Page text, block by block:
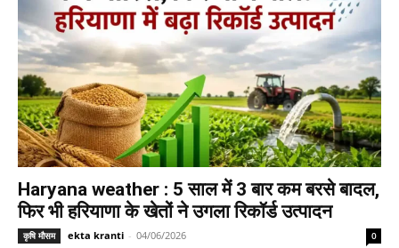
Haryana weather : 5 साल में 3 बार कम बरसे बादल,
फिर भी हरियाणा के खेतों ने उगला रिकॉर्ड उत्पादन
कृषि मौसम ekta kranti - 04/06/2026 0